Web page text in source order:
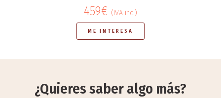
459€ (IVA inc.)
ME INTERESA
¿Quieres saber algo más?